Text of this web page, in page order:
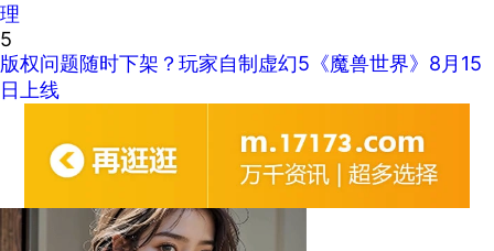
理
5
版权问题随时下架？玩家自制虚幻5《魔兽世界》8月15
日上线